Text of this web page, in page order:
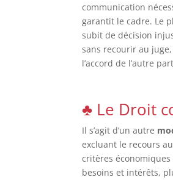
communication
garantit le cadre. Le
subit de décision
sans recourir au
l’accord de l’autre
♣ Le Droit
Il s’agit d’un autre
excluant le recours
critères
besoins et intérêts,